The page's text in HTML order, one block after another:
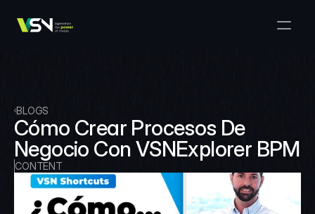
VSN Crea
VSN Uno TV
VSN Arena
VSNExplorer + VSNOne TV
Flujo de Trabajo de Producción de Medios
VSNExplorer + Wedit
Intercambio de Medios
VSNExplorer
Noticias y Entretenimiento en Vivo
VSN NewsConnect + VSN IA
Programación Inteligente
Empresa
Select Language
Spanish (Spain)
ES HÁBLANOS
BLOGS
Cómo Crear Procesos De
Negocio Con VSNExplorer BPM
CONTENT